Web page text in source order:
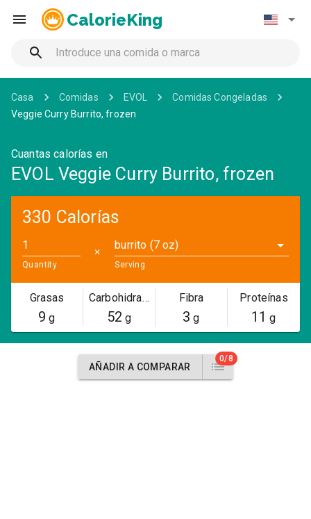
CalorieKing
Casa Comidas EVOL
Comidas Congeladas
Veggie Curry Burrito, frozen
Cuantas calorías en
EVOL Veggie Curry Burrito, frozen
330 Calorías
Quantity
✕
burrito (7 oz)
Serving
Grasas
9 g
Carbohidratos
52 g
Fibra
3 g
Proteínas
11 g
AÑADIR A COMPARAR
0/8